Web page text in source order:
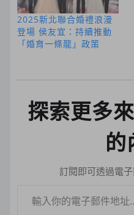
2025新北聯合婚禮浪漫
登場 侯友宜：持續推動
「婚育一條龍」政策
探索更多
的
訂閱即可透過電